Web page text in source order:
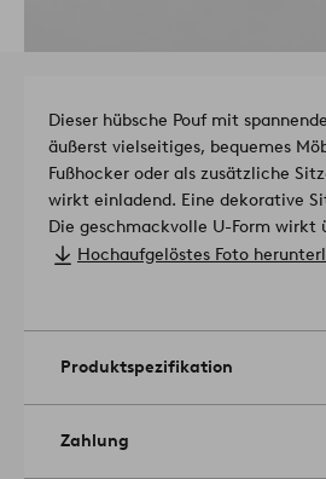
Dieser hübsche Pouf mit
äußerst vielseitiges, bequemes
Fußhocker oder als zusätzliche
wirkt einladend. Eine dekorative
Die geschmackvolle U-Form
Finish durch ein spezielles Garn,
strapazierfähige Qualität hat eine
Der Bezug ist nicht abnehmbar.
verantwortungsvoller
- Breite 45 cm, Tiefe 41 cm, Höhe
Hochaufgelöstes Foto
Produktspezifikation
Zahlung